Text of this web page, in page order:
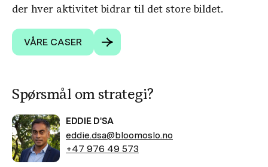
der hver aktivitet bidrar til det store bildet.
VÅRE CASER
Spørsmål om strategi?
EDDIE D'SA
eddie.dsa@bloomoslo.no
+47 976 49 573